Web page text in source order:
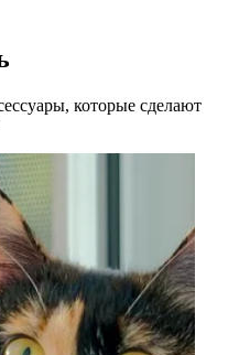
которые сделают